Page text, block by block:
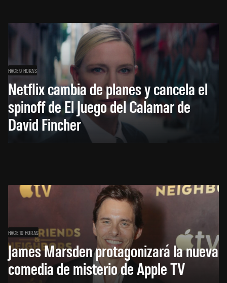
HACE 9 HORAS
Netflix cambia de planes y cancela el
spinoff de El Juego del Calamar de
David Fincher
HACE 10 HORAS
James Marsden protagonizará la nueva
comedia de misterio de Apple TV